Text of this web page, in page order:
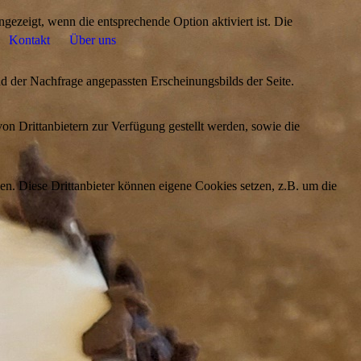
Kontakt Über uns
wenn die entsprechende Option aktiviert ist. Die
Nachfrage angepassten Erscheinungsbilds der Seite.
Drittanbietern zur Verfügung gestellt werden, sowie die
Diese Drittanbieter können eigene Cookies setzen, z.B. um die